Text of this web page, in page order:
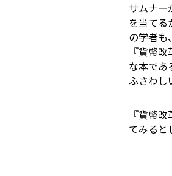
サムナー
を当てる
の学者も
『貨幣
な本であ
ふさわし
『貨幣
てみると